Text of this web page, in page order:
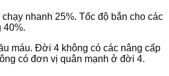
nhanh 25%. Tốc độ bắn cho các
40%.
máu. Đời 4 không có các nâng cấp
có đơn vị quân mạnh ở đời 4.